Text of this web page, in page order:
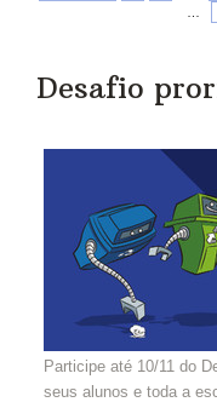
Desafio
Participe até 10/11 do
seus alunos e toda a